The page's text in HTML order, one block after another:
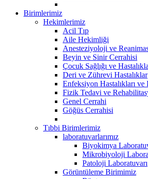
Birimlerimiz
Hekimlerimiz
Acil Tıp
Aile Hekimliği
Anesteziyoloji ve
Beyin ve Sinir Cerrahisi
Çocuk Sağlığı ve
Deri ve Zührevi Hastalıklar
Enfeksiyon Hastalıkları
Fizik Tedavi ve
Genel Cerrahi
Göğüs Cerrahisi
Tıbbi Birimlerimiz
laboratuvarlarımız
Biyokimya
Mikrobiyoloji
Patoloji Laboratuvarı
Görüntüleme Birimimiz